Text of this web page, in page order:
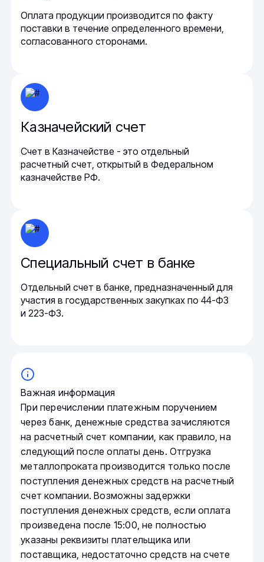
Оплата продукции производится по факту
поставки в течение определенного времени,
согласованного сторонами.
Казначейский счет
Счет в Казначействе - это отдельный
расчетный счет, открытый в Федеральном
казначействе РФ.
Специальный счет в банке
Отдельный счет в банке, предназначенный для
участия в государственных закупках по 44-ФЗ
и 223-ФЗ.
Важная информация
При перечислении платежным поручением
через банк, денежные средства зачисляются
на расчетный счет компании, как правило, на
следующий после оплаты день. Отгрузка
металлопроката производится только после
поступления денежных средств на расчетный
счет компании. Возможны задержки
поступления денежных средств, если оплата
произведена после 15:00, не полностью
указаны реквизиты плательщика или
поставщика, недостаточно средств на счете